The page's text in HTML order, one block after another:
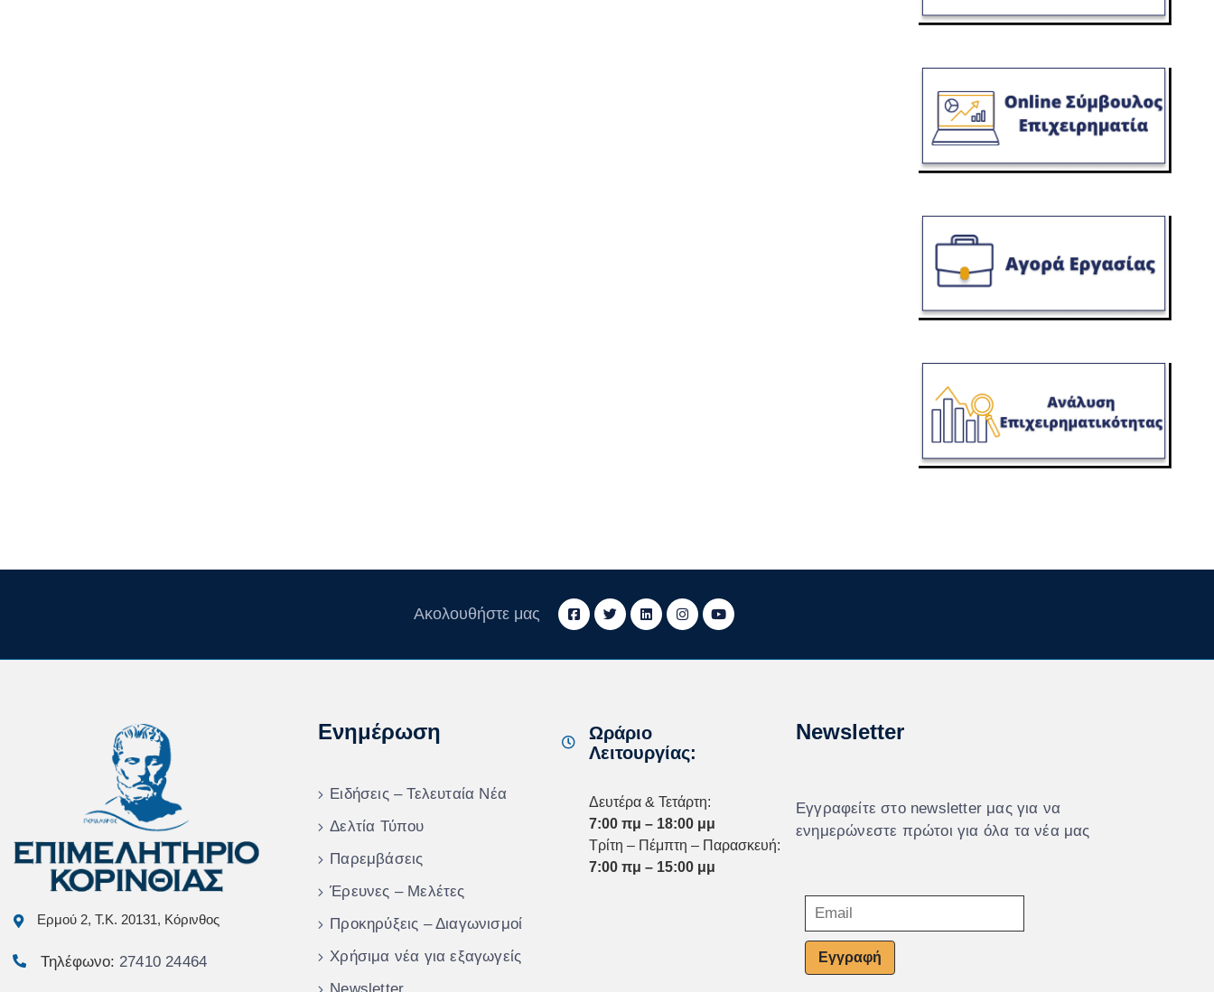
Ακολουθήστε μας
Ερμού 2, Τ.Κ. 20131, Κόρινθος
Τηλέφωνο: 27410 24464
Ενημέρωση
Ειδήσεις – Τελευταία Νέα
Δελτία Τύπου
Παρεμβάσεις
Έρευνες – Μελέτες
Προκηρύξεις – Διαγωνισμοί
Χρήσιμα νέα για εξαγωγείς
Ωράριο
Λειτουργίας:
Δευτέρα & Τετάρτη:
7:00 πμ – 18:00 μμ
Τρίτη – Πέμπτη – Παρασκευή:
7:00 πμ – 15:00 μμ
Newsletter
Εγγραφείτε στο newsletter μας για να
ενημερώνεστε πρώτοι για όλα τα νέα μας
Εγγραφή